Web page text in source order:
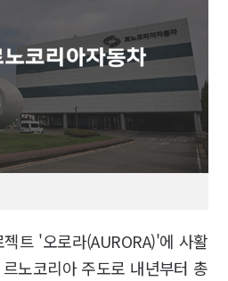
트 '오로라(AURORA)'에 사활
노코리아 주도로 내년부터 총